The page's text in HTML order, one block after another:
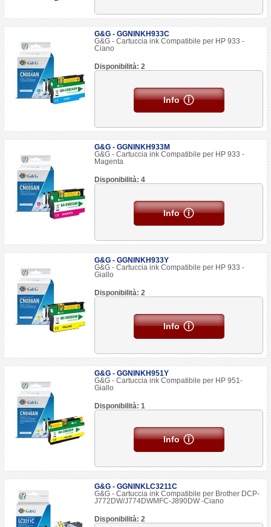
G&G - GGNINKH933C
G&G - Cartuccia ink Compatibile per HP 933 -
Ciano
Disponibilità: 2
Info
G&G - GGNINKH933M
G&G - Cartuccia ink Compatibile per HP 933 -
Magenta
Disponibilità: 4
Info
G&G - GGNINKH933Y
G&G - Cartuccia ink Compatibile per HP 933 -
Giallo
Disponibilità: 2
Info
G&G - GGNINKH951Y
G&G - Cartuccia ink Compatibile per HP 951-
Giallo
Disponibilità: 1
Info
G&G - GGNINKLC3211C
G&G - Cartuccia ink Compatibile per Brother DCP-
J772DW/J774DWMFC-J890DW -Ciano
Disponibilità: 2